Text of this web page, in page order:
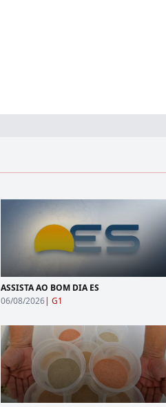
ASSISTA AO BOM DIA ES
06/08/2026| G1